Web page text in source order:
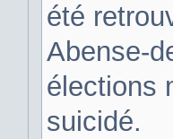
été
Abense-
élections
suicidé.